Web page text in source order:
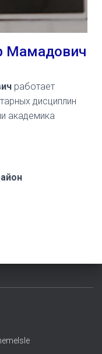
Мамадович
работает
дисциплин
академика